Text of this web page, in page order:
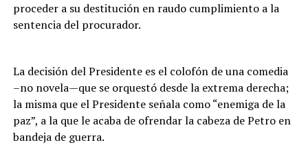
proceder a su destitución en raudo cumplimiento a la
sentencia del procurador.
La decisión del Presidente es el colofón de una comedia
–no novela—que se orquestó desde la extrema derecha;
la misma que el Presidente señala como “enemiga de la
paz”, a la que le acaba de ofrendar la cabeza de Petro en
bandeja de guerra.